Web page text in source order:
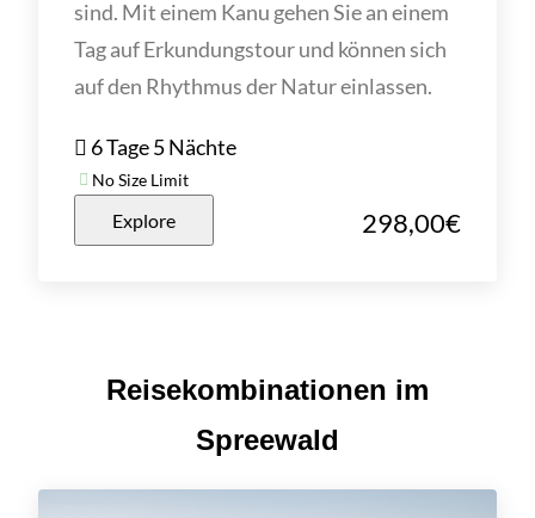
sind. Mit einem Kanu gehen Sie an einem
Tag auf Erkundungstour und können sich
auf den Rhythmus der Natur einlassen.
6 Tage 5 Nächte
No Size Limit
Explore 298,00€
Reisekombinationen im
Spreewald